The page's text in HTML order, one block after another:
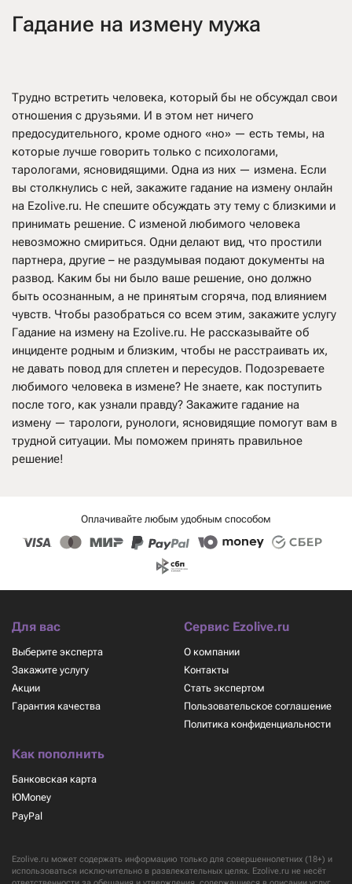
Гадание на измену мужа
Трудно встретить человека, который бы не обсуждал свои
отношения с друзьями. И в этом нет ничего
предосудительного, кроме одного «но» — есть темы, на
которые лучше говорить только с психологами,
тарологами, ясновидящими. Одна из них — измена. Если
вы столкнулись с ней, закажите гадание на измену онлайн
на Ezolive.ru. Не спешите обсуждать эту тему с близкими и
принимать решение. С изменой любимого человека
невозможно смириться. Одни делают вид, что простили
партнера, другие – не раздумывая подают документы на
развод. Каким бы ни было ваше решение, оно должно
быть осознанным, а не принятым сгоряча, под влиянием
чувств. Чтобы разобраться со всем этим, закажите услугу
Гадание на измену на Ezolive.ru. Не рассказывайте об
инциденте родным и близким, чтобы не расстраивать их,
не давать повод для сплетен и пересудов. Подозреваете
любимого человека в измене? Не знаете, как поступить
после того, как узнали правду? Закажите гадание на
измену — тарологи, рунологи, ясновидящие помогут вам в
трудной ситуации. Мы поможем принять правильное
решение!
Оплачивайте любым удобным способом
Для вас
Выберите эксперта
Закажите услугу
Акции
Гарантия качества
Сервис Ezolive.ru
О компании
Контакты
Стать экспертом
Пользовательское соглашение
Политика конфиденциальности
Как пополнить
Банковская карта
ЮMoney
PayPal
Ezolive.ru может содержать информацию только для совершеннолетних (18+) и
использоваться исключительно в развлекательных целях. Ezolive.ru не несёт